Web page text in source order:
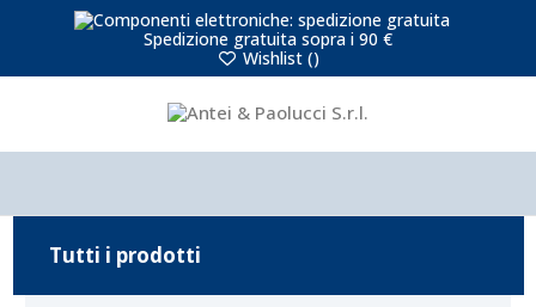
Spedizione gratuita sopra i 90 €
Wishlist ()
Tutti i prodotti